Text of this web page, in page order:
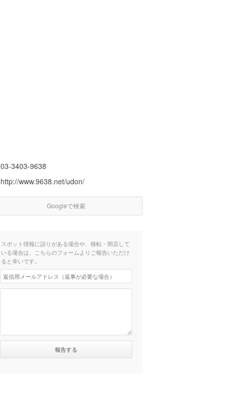
03-3403-9638
http://www.9638.net/udon/
Googleで検索
スポット情報に誤りがある場合や、移転・閉店して
いる場合は、こちらのフォームよりご報告いただけ
ると幸いです。